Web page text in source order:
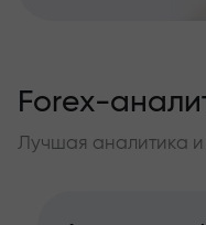
Forex-
Лучшая аналитика